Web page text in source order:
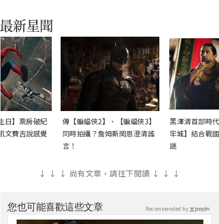
日】票房破紀
文費吉說感覺
傳【蝙蝠俠2】、【蝙蝠俠3】
同時拍攝？詹姆斯岡恩澄清謠
言！
黑澤清首部時
牢城】結合戰
謎
↓ ↓ ↓ 尚有文章，請往下閱讀 ↓ ↓ ↓
您也可能喜歡這些文章 Recommended by